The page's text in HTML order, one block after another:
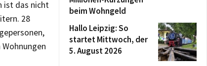
ist das nicht
28
beim Wohngeld
Hallo Leipzig: So
startet Mittwoch, der
5. August 2026